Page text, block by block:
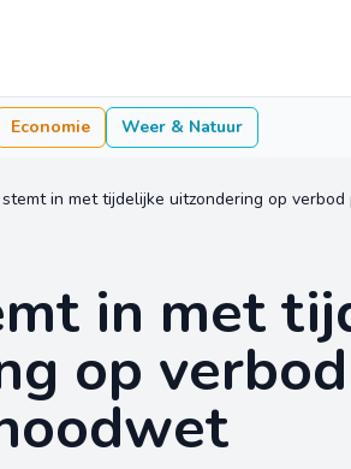
Economie Weer & Natuur
in met tijdelijke uitzondering op
in met
op